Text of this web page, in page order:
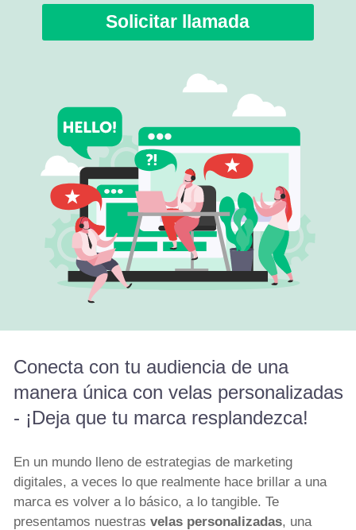
Solicitar llamada
Conecta con tu audiencia de una
manera única con velas personalizadas
- ¡Deja que tu marca resplandezca!
En un mundo lleno de estrategias de marketing
digitales, a veces lo que realmente hace brillar a una
marca es volver a lo básico, a lo tangible. Te
presentamos nuestras velas personalizadas, una